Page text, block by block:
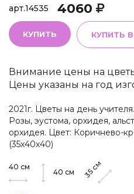
арт.14535 4060
КУПИТЬ КУПИТЬ В
Внимание цены на
Цены указаны на год
2021г. Цветы на день
Розы, эустома, орхидея,
орхидея. Цвет: Коричнево-
(35х40х40)
40 см
40 см 35см